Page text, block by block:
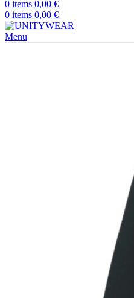
0 items 0,00 €
0 items 0,00 €
Menu